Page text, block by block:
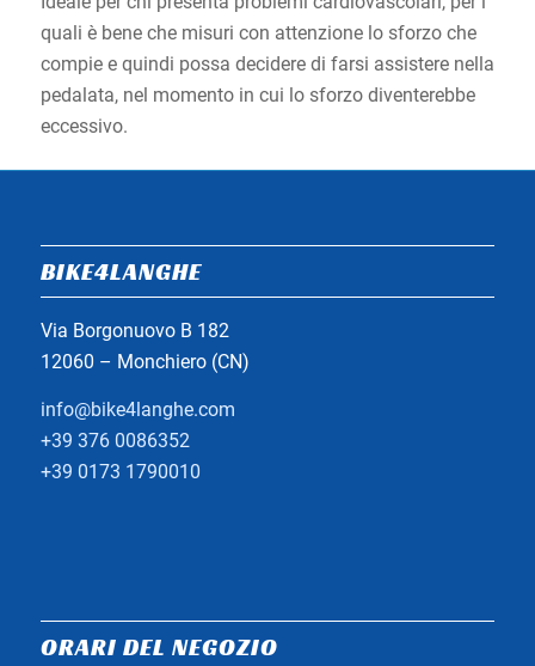
quali è bene che misuri con attenzione lo sforzo che
compie e quindi possa decidere di farsi assistere nella
pedalata, nel momento in cui lo sforzo diventerebbe
eccessivo.
BIKE4LANGHE
Via Borgonuovo B 182
12060 – Monchiero (CN)
info@bike4langhe.com
+39 376 0086352
+39 0173 1790010
ORARI DEL NEGOZIO